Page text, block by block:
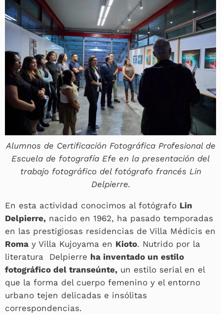
Alumnos de Certificación Fotográfica Profesional de
Escuela de fotografía Efe en la presentación del
trabajo fotográfico del fotógrafo francés Lin
Delpierre.
En esta actividad conocimos al fotógrafo Lin
Delpierre, nacido en 1962, ha pasado temporadas
en las prestigiosas residencias de Villa Médicis en
Roma y Villa Kujoyama en Kioto. Nutrido por la
literatura Delpierre ha inventado un estilo
fotográfico del transeúnte, un estilo serial en el
que la forma del cuerpo femenino y el entorno
urbano tejen delicadas e insólitas
correspondencias.